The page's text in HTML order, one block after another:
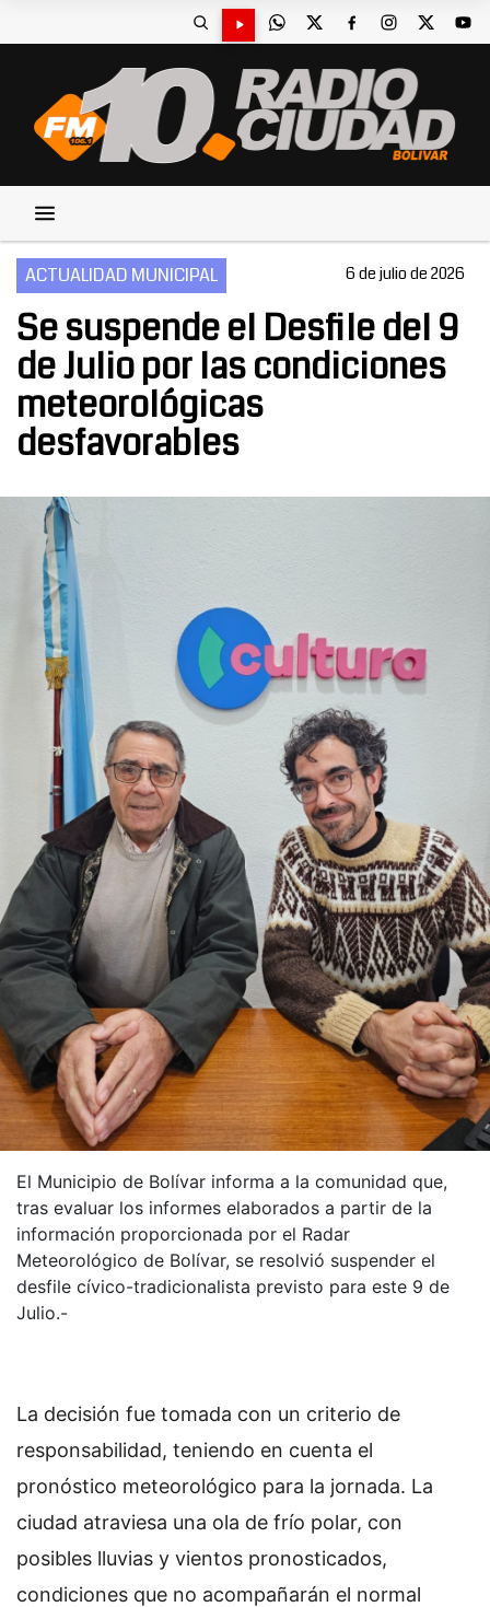
ACTUALIDAD MUNICIPAL 6 de julio de 2026
Se suspende el Desfile del 9
de Julio por las condiciones
meteorológicas
desfavorables
El Municipio de Bolívar informa a la comunidad que,
tras evaluar los informes elaborados a partir de la
información proporcionada por el Radar
Meteorológico de Bolívar, se resolvió suspender el
desfile cívico-tradicionalista previsto para este 9 de
Julio.-
La decisión fue tomada con un criterio de
responsabilidad, teniendo en cuenta el
pronóstico meteorológico para la jornada. La
ciudad atraviesa una ola de frío polar, con
posibles lluvias y vientos pronosticados,
condiciones que no acompañarán el normal